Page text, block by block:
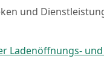
und
Ladenöffnungs-